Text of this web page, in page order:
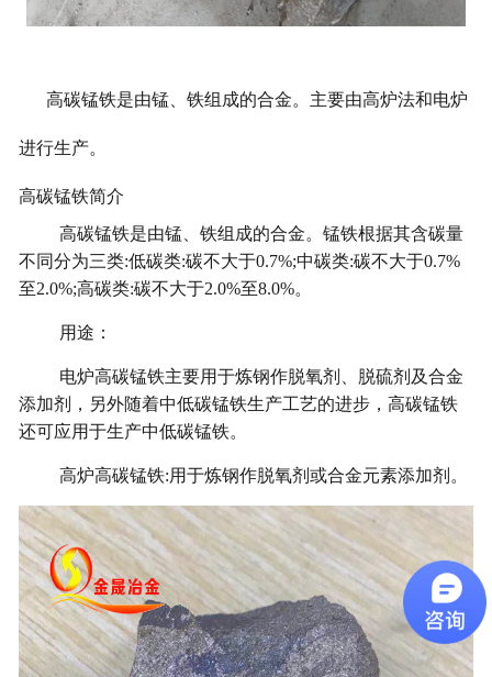
高碳锰铁是由锰、铁组成的合金。主要由高炉法和电炉
进行生产。
高碳锰铁简介
高碳锰铁是由锰、铁组成的合金。锰铁根据其含碳量
不同分为三类:低碳类:碳不大于0.7%;中碳类:碳不大于0.7%
至2.0%;高碳类:碳不大于2.0%至8.0%。
用途：
电炉高碳锰铁主要用于炼钢作脱氧剂、脱硫剂及合金
添加剂，另外随着中低碳锰铁生产工艺的进步，高碳锰铁
还可应用于生产中低碳锰铁。
高炉高碳锰铁:用于炼钢作脱氧剂或合金元素添加剂。